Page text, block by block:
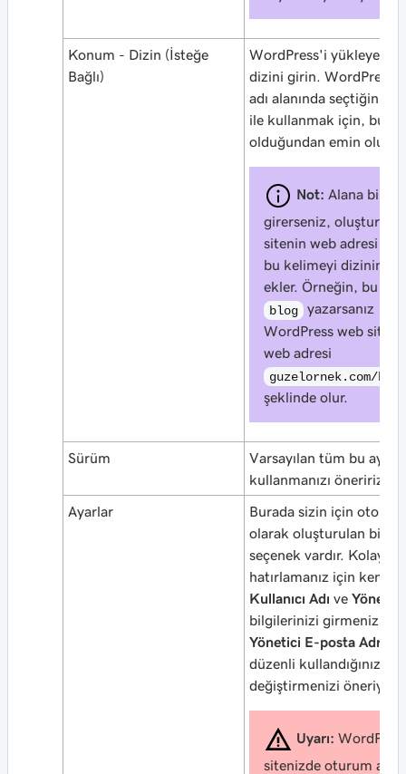
Konum - Dizin (İsteğe
Bağlı)
WordPress'i
dizini girin. WordPress’i
adı alanında seçtiğiniz
ile kullanmak için, bu
olduğundan emin olun.
Not: Alana bir
girerseniz,
sitenin web adresi
bu kelimeyi dizinin
ekler. Örneğin, bu
blog yazarsanız
WordPress web
web adresi
guzelornek.com/blog
şeklinde olur.
Sürüm
Varsayılan tüm bu
kullanmanızı öneririz.
Ayarlar
Burada sizin için
olarak oluşturulan
seçenek vardır. Kolay
hatırlamanız için kendi
Kullanıcı Adı ve Yönetici
bilgilerinizi girmenizi ve
Yönetici E-posta Adresi
düzenli kullandığınız bir
değiştirmenizi
Uyarı:
sitenizde oturum